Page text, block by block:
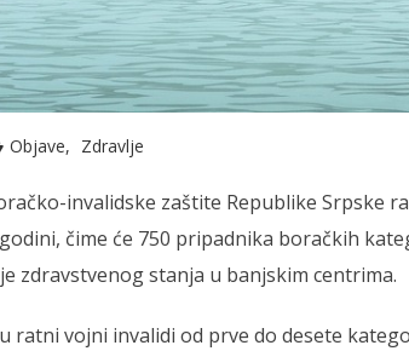
Objave Zdravlje
invalidske zaštite Republike Srpske
čime će 750 pripadnika boračkih
zdravstvenog stanja u banjskim centrima.
ratni vojni invalidi od prve do desete